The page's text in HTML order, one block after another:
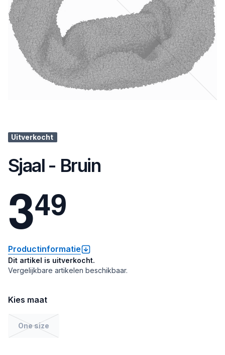
Uitverkocht
Sjaal - Bruin
349
Productinformatie
Dit artikel is uitverkocht.
Vergelijkbare artikelen beschikbaar.
Kies maat
One size